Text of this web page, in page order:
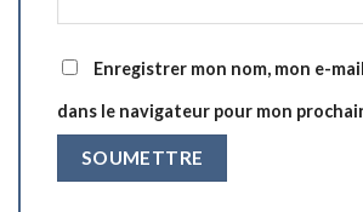
Enregistrer mon nom, mon e-
dans le navigateur pour mon